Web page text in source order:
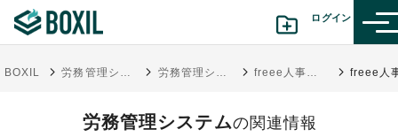
ログイン
BOXIL 労務管理システム比較おすすめ23選｜独自調査で導く選び方・人気サービス 労務管理システム freee人事労務
労務管理システムの関連情報